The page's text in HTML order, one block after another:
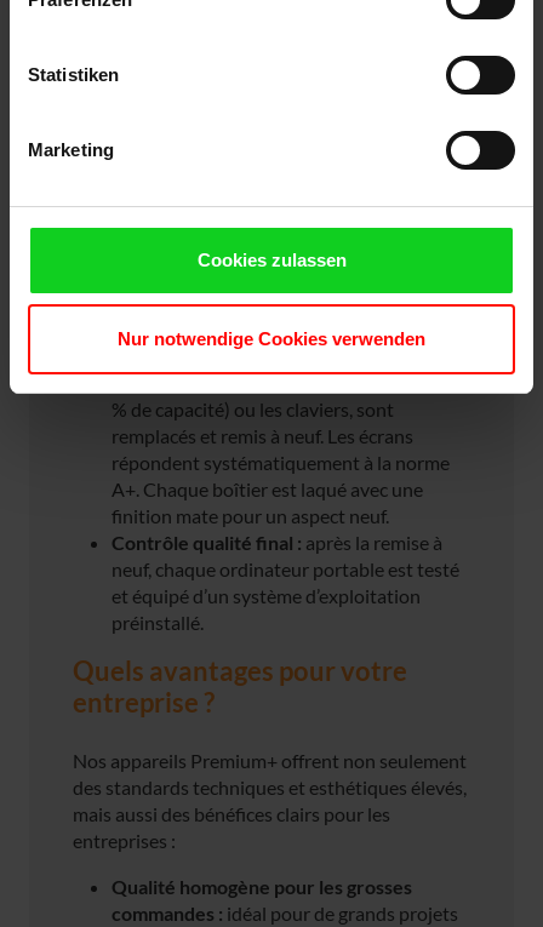
Statistiken
Marketing
Cookies zulassen
Nur notwendige Cookies verwenden
Qu’est-ce que le Premium+
Contrairement au refurbishing classique, nous
neufs sur le plan technique, optique et
fonctionnel, et ce, à un prix nettement inférieur
à celui du neuf.
Sélection rigoureuse :
appareils présentant de petits dommages
ou des traces d’usure visibles sont exclus.
Révision complète :
% de capacité) ou les claviers, sont
remplacés et remis à neuf. Les écrans
répondent systématiquement à la norme
A+. Chaque boîtier est laqué avec une
finition mate pour un aspect neuf.
Contrôle qualité final : après la remise à
neuf, chaque ordinateur portable est testé
et équipé d’un système d’exploitation
préinstallé.
Quels avantages pour votre
entreprise ?
Nos appareils Premium+ offrent non seulement
des standards techniques et esthétiques élevés,
mais aussi des bénéfices clairs pour les
entreprises :
Qualité homogène pour les grosses
commandes : idéal pour de grands projets